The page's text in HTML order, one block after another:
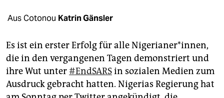
unterstützen
abo
genossenschaft
Aus Cotonou Katrin Gänsler
Es ist ein erster Erfolg für alle Nigerianer*innen,
die in den vergangenen Tagen demonstriert und
ihre Wut unter#EndSARSin sozialen Medien zum
Ausdruck gebracht hatten. Nigerias Regierung hat